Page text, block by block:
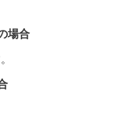
場合